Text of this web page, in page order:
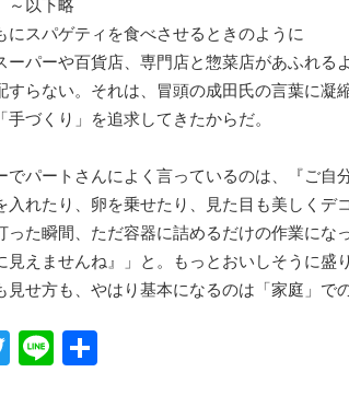
～以下略
にスパゲティを食べさせるときのように
ーパーや百貨店、専門店と惣菜店があふれる
すらない。それは、冒頭の成田氏の言葉に凝
手づくり」を追求してきたからだ。
でパートさんによく言っているのは、『ご
入れたり、卵を乗せたり、見た目も美しく
った瞬間、ただ容器に詰めるだけの作業に
見えませんね』」と。もっとおいしそうに盛
見せ方も、やはり基本になるのは「家庭」で
T
w
Li
n